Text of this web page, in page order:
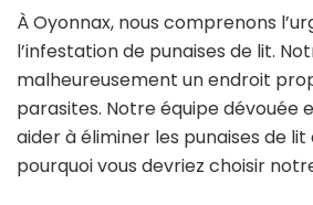
À Oyonnax, nous comprenons
l’infestation de punaises de lit.
malheureusement un endroit
parasites. Notre équipe dévouée
aider à éliminer les punaises de
pourquoi vous devriez choisir